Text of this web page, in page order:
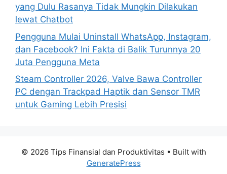
yang Dulu Rasanya Tidak Mungkin Dilakukan
lewat Chatbot
Pengguna Mulai Uninstall WhatsApp, Instagram,
dan Facebook? Ini Fakta di Balik Turunnya 20
Juta Pengguna Meta
Steam Controller 2026, Valve Bawa Controller
PC dengan Trackpad Haptik dan Sensor TMR
untuk Gaming Lebih Presisi
© 2026 Tips Finansial dan Produktivitas • Built with
GeneratePress